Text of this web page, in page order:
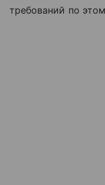
требований по